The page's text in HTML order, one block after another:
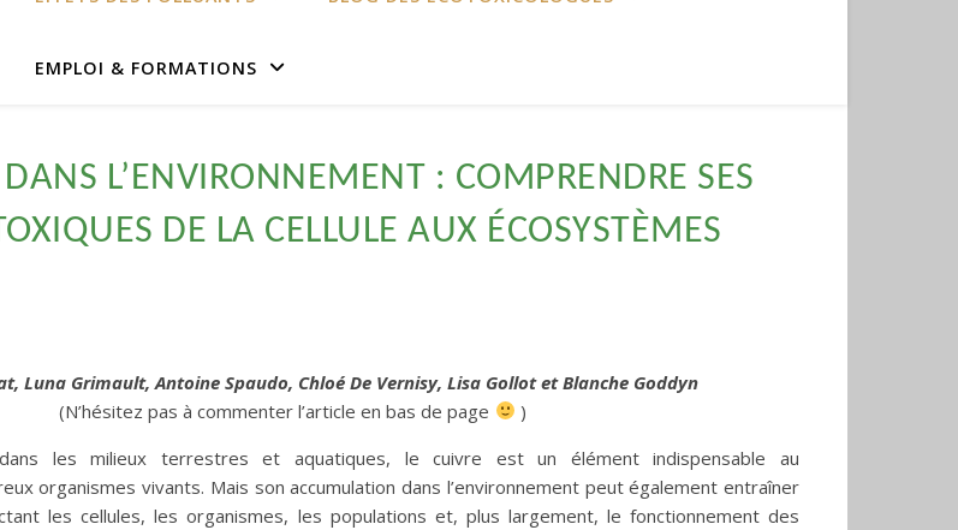
EMPLOI & FORMATIONS
L’ENVIRONNEMENT : COMPRENDRE SES
DE LA CELLULE AUX ÉCOSYSTÈMES
Luna Grimault, Antoine Spaudo, Chloé De Vernisy, Lisa Gollot et Blanche Goddyn
(N’hésitez pas à commenter l’article en bas de page
)
les milieux terrestres et aquatiques, le cuivre est un élément indispensable au
organismes vivants. Mais son accumulation dans l’environnement peut également entraîner
les cellules, les organismes, les populations et, plus largement, le fonctionnement des